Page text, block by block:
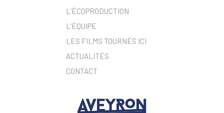
L’ÉCOPRODUCTION
L’ÉQUIPE
LES FILMS TOURNÉS ICI
ACTUALITÉS
CONTACT